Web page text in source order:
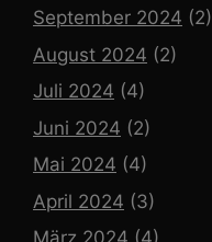
September 2024 (2)
August 2024 (2)
Juli 2024 (4)
Juni 2024 (2)
Mai 2024 (4)
April 2024 (3)
März 2024 (4)